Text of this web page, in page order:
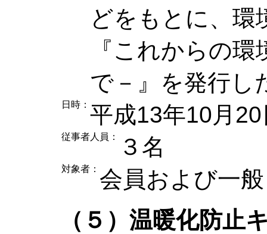
どをもとに、環
『これからの
で－』を発行し
日時： 平成13年10月
従事者人員： ３名
対象者： 会員および一般
（５）温暖化防止